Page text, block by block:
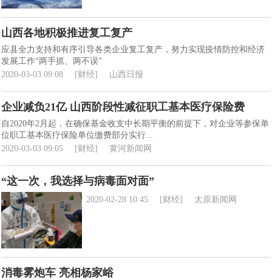
山西各地积极推进复工复产
应县全力支持和有序引导各类企业复工复产，努力实现疫情防控和经济
发展工作“两手抓、两不误”
2020-03-03 09:08
[财经] 山西日报
企业减负21亿 山西阶段性减征职工基本医疗保险费
自2020年2月起，在确保基金收支中长期平衡的前提下，对企业等参保单
位职工基本医疗保险单位缴费部分实行...
2020-03-03 09:05
[财经] 黄河新闻网
“这一次，我选择与病毒面对面”
2020-02-28 10:45 [财经] 太原新闻网
消毒雾炮车 亮相杨家峪